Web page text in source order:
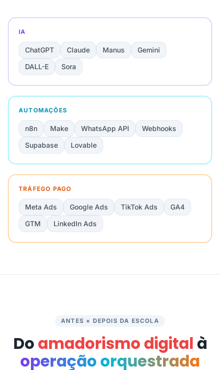
IA
ChatGPT Claude Manus
Gemini
DALL-E
Sora
AUTOMAÇÕES
n8n Make WhatsApp API
Webhooks
Supabase
Lovable
TRÁFEGO PAGO
Meta Ads Google Ads TikTok Ads
GA4
GTM
LinkedIn Ads
ANTES × DEPOIS DA ESCOLA
Do amadorismo digital à
operação orquestrada